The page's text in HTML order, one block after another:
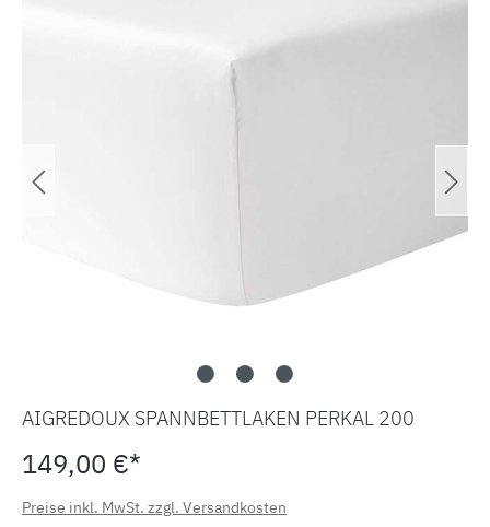
AIGREDOUX SPANNBETTLAKEN PERKAL 200
149,00 €*
Preise inkl. MwSt. zzgl. Versandkosten